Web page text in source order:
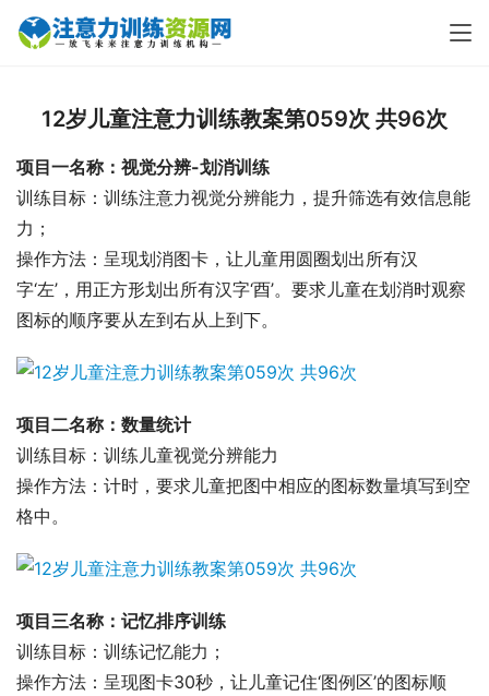
12岁儿童注意力训练教案第059次 共96次
项目一名称：视觉分辨-划消训练
训练目标：训练注意力视觉分辨能力，提升筛选有效信息能
力；
操作方法：呈现划消图卡，让儿童用圆圈划出所有汉
字‘左’，用正方形划出所有汉字‘酉’。要求儿童在划消时观察
图标的顺序要从左到右从上到下。
项目二名称：数量统计
训练目标：训练儿童视觉分辨能力
操作方法：计时，要求儿童把图中相应的图标数量填写到空
格中。
项目三名称：记忆排序训练
训练目标：训练记忆能力；
操作方法：呈现图卡30秒，让儿童记住‘图例区’的图标顺